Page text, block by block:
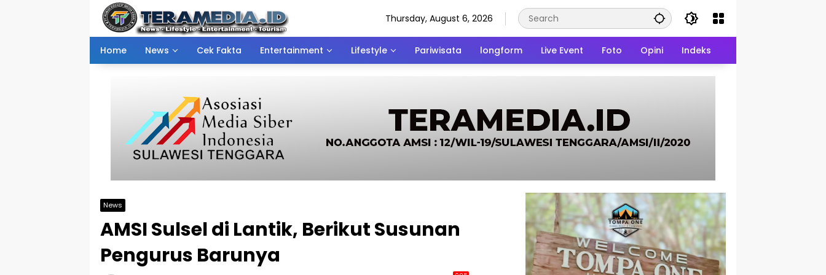
Thursday, August 6, 2026
Home News Cek Fakta Entertainment Lifestyle Pariwisata longform Live Event Foto Opini Indeks
News
AMSI Sulsel di Lantik, Berikut Susunan
Pengurus Barunya